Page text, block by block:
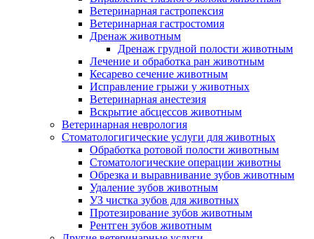
Ветеринарная гастропексия
Ветеринарная гастростомия
Дренаж животным
Дренаж грудной полости животным
Лечение и обработка ран животным
Кесарево сечение животным
Исправление грыжи у животных
Ветеринарная анестезия
Вскрытие абсцессов животным
Ветеринарная неврология
Стоматологигические услуги для животных
Обработка ротовой полости животным
Стоматологические операции животны
Обрезка и выравнивание зубов животным
Удаление зубов животным
УЗ чистка зубов для животных
Протезирование зубов животным
Рентген зубов животным